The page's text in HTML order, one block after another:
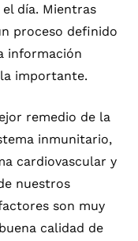
día. Mientras
proceso definido
información
importante.
remedio de la
inmunitario,
cardiovascular y
nuestros
son muy
calidad de